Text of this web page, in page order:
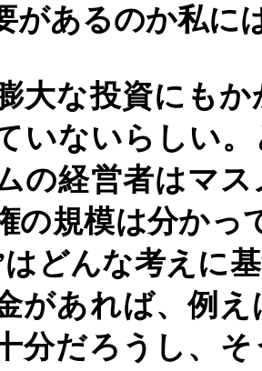
があるのか私に
大な投資にも
いないらしい
の経営者はマ
の規模は分かっ
はどんな考えに
があれば、例
分だろうし、